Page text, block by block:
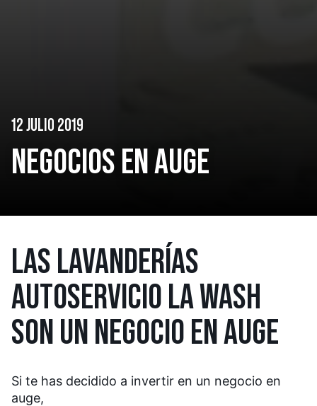
12 JULIO 2019
NEGOCIOS EN AUGE
LAS LAVANDERÍAS
AUTOSERVICIO LA WASH
SON UN NEGOCIO EN AUGE
Si te has decidido a invertir en un negocio en
auge,